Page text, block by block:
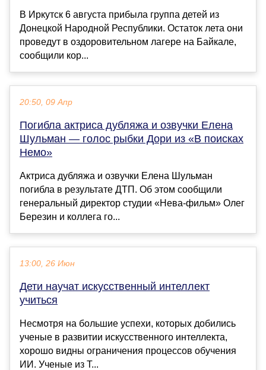
В Иркутск 6 августа прибыла группа детей из
Донецкой Народной Республики. Остаток лета они
проведут в оздоровительном лагере на Байкале,
сообщили кор...
20:50, 09 Апр
Погибла актриса дубляжа и озвучки Елена
Шульман — голос рыбки Дори из «В поисках
Немо»
Актриса дубляжа и озвучки Елена Шульман
погибла в результате ДТП. Об этом сообщили
генеральный директор студии «Нева-фильм» Олег
Березин и коллега го...
13:00, 26 Июн
Дети научат искусственный интеллект
учиться
Несмотря на большие успехи, которых добились
ученые в развитии искусственного интеллекта,
хорошо видны ограничения процессов обучения
ИИ. Ученые из Т...